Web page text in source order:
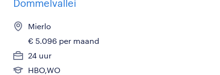
Dommelvallei
Mierlo
€ 5.096 per maand
24 uur
HBO,WO